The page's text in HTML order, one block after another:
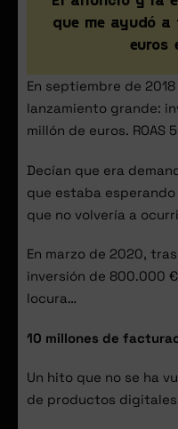
que me ayudó a
euros
En septiembre de
lanzamiento grande:
millón de euros. ROAS
Decían que era
que estaba
que no volvería a
En marzo de 2020,
inversión de 800.000
locura…
10 millones de
Un hito que no se ha
de productos